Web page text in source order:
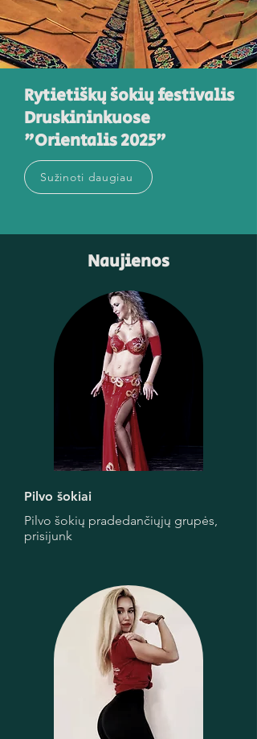
Rytietiškų šokių festivalis
Druskininkuose
"Orientalis 2025"
Sužinoti daugiau
Naujienos
Pilvo šokiai
Pilvo šokių pradedančiųjų grupės,
prisijunk